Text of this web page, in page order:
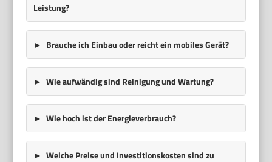
Leistung?
Brauche ich Einbau oder reicht ein mobiles Gerät?
Wie aufwändig sind Reinigung und Wartung?
Wie hoch ist der Energieverbrauch?
Welche Preise und Investitionskosten sind zu